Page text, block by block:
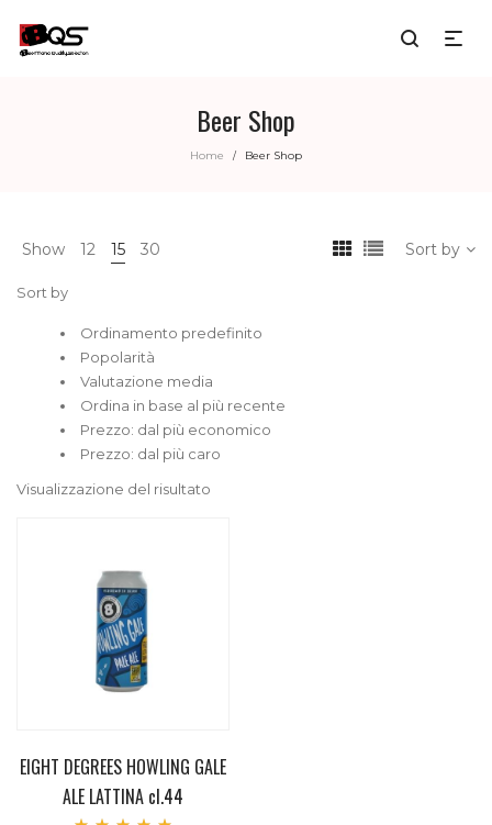
Beer Shop
Home / Beer Shop
Show 12 15 30 Sort by
Sort by
Ordinamento predefinito
Popolarità
Valutazione media
Ordina in base al più recente
Prezzo: dal più economico
Prezzo: dal più caro
Visualizzazione del risultato
EIGHT DEGREES HOWLING GALE
ALE LATTINA cl.44